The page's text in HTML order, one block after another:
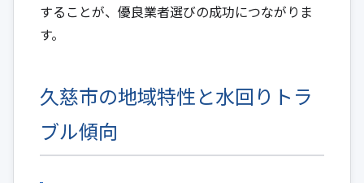
することが、優良業者選びの成功につながりま
す。
久慈市の地域特性と水回りトラ
ブル傾向